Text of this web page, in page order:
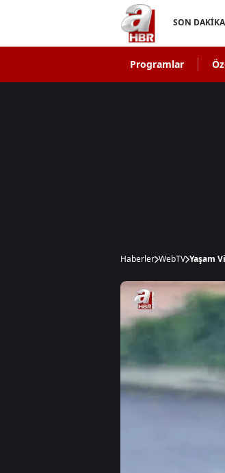
SON DAKİKA
Programlar
Haberler WebTV Yaşam